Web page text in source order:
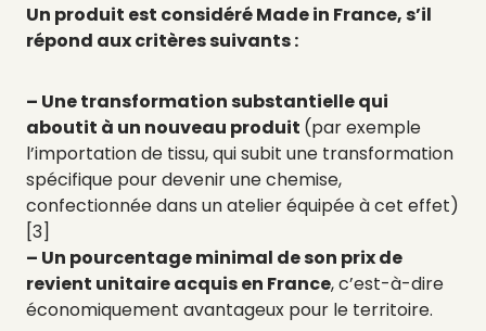
Un produit est considéré Made in France, s’il
répond aux critères suivants :
– Une transformation substantielle qui
aboutit à un nouveau produit (par exemple
l’importation de tissu, qui subit une transformation
spécifique pour devenir une chemise,
confectionnée dans un atelier équipée à cet effet)
[3]
– Un pourcentage minimal de son prix de
revient unitaire acquis en France, c’est-à-dire
économiquement avantageux pour le territoire.